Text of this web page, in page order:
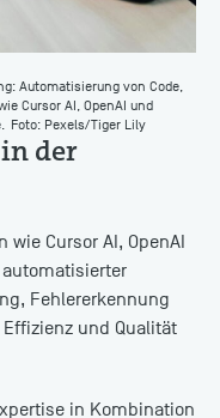
der
Cursor AI, OpenAI
Fehlererkennung
und Qualität
in Kombination
Automatisierung von Code,
Cursor AI, OpenAI und
Foto: Pexels/Tiger Lily